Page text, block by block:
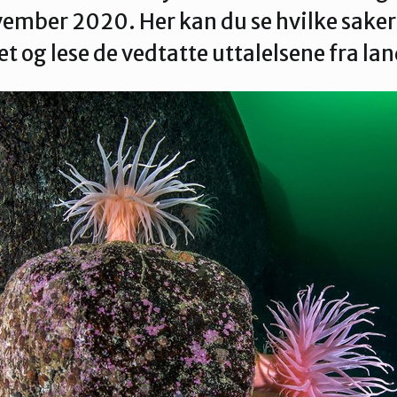
Dette er NaturvernforbundetVår historieEn
2020. Her kan du se hvilke
og lese de vedtatte uttalelsene fra